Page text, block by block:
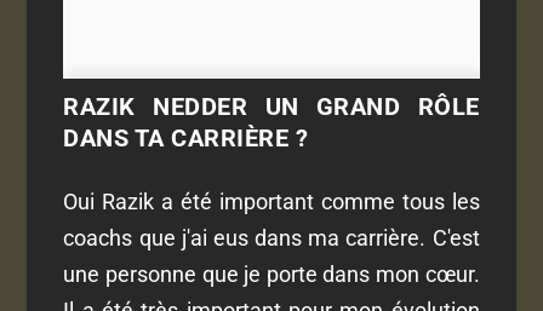
RAZIK NEDDER UN GRAND RÔLE
DANS TA CARRIÈRE ?
Oui Razik a été important comme tous les
coachs que j'ai eus dans ma carrière. C'est
une personne que je porte dans mon cœur.